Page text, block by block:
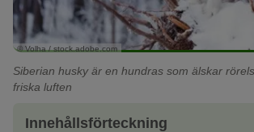
© Volha / stock.adobe.com
Siberian husky är en hundras som älskar
friska luften
Innehållsförteckning